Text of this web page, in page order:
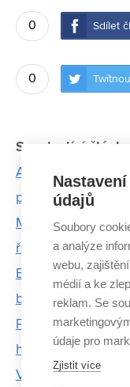
0 Sdílet
0
Související články:
Architektka Nora
po 50 letech až z
Meditace?
říká doktorand Jiří
Beatles
bude zájem, říká
Přes den nebe a
hladinou
VUT postupně
údajů
Soubory
a analýze
webu,
médií a ke
reklam. Se
údaje pro
Zjistit více